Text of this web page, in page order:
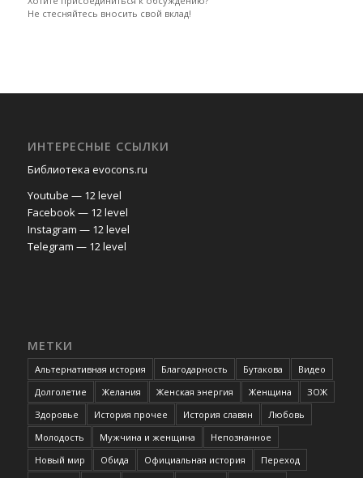
Не стесняйтесь вносить свой вклад!
ИНТЕРЕСНЫЕ ССЫЛКИ
Библиотека evocons.ru
Youtube — 12 level
Facebook — 12 level
Instagram — 12 level
Telegram — 12 level
МЕТКИ
Альтернативная история Благодарность Бутакова
Видео
Долголетие
Желания Женская энергия Женщина
ЗОЖ
Здоровье
История прочее История славян
Любовь
Молодость
Мужчина и женщина
Непознанное
Новый мир
Обида Официальная история
Переход